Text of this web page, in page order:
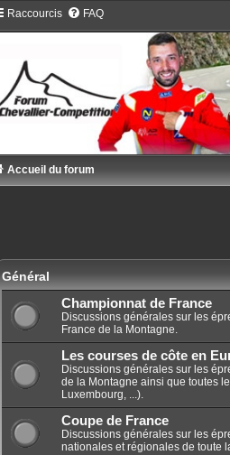
Raccourcis FAQ
Accueil du forum
Général
Championnat de France
Discussions générales sur les
France de la Montagne.
Les courses de côte en
Discussions générales sur les
de la Montagne ainsi que toutes
Luxembourg, ...).
Coupe de France
Discussions générales sur les
nationales et régionales de toute